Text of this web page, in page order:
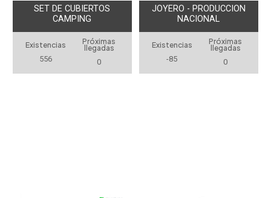
SET DE CUBIERTOS
CAMPING
Existencias
556
Próximas
llegadas
0
JOYERO - PRODUCCION
NACIONAL
Existencias
-85
Próximas
llegadas
0